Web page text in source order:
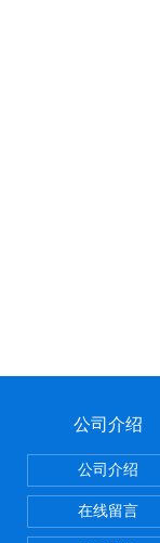
公司介绍
公司介绍
在线留言